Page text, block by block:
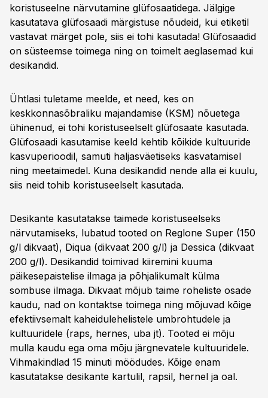
koristuseelne närvutamine glüfosaatidega. Jälgige
kasutatava glüfosaadi märgistuse nõudeid, kui etiketil
vastavat märget pole, siis ei tohi kasutada! Glüfosaadid
on süsteemse toimega ning on toimelt aeglasemad kui
desikandid.
Ühtlasi tuletame meelde, et need, kes on
keskkonnasõbraliku majandamise (KSM) nõuetega
ühinenud, ei tohi koristuseelselt glüfosaate kasutada.
Glüfosaadi kasutamise keeld kehtib kõikide kultuuride
kasvuperioodil, samuti haljasväetiseks kasvatamisel
ning meetaimedel. Kuna desikandid nende alla ei kuulu,
siis neid tohib koristuseelselt kasutada.
Desikante kasutatakse taimede koristuseelseks
närvutamiseks, lubatud tooted on Reglone Super (150
g/l dikvaat), Diqua (dikvaat 200 g/l) ja Dessica (dikvaat
200 g/l). Desikandid toimivad kiiremini kuuma
päikesepaistelise ilmaga ja põhjalikumalt külma
sombuse ilmaga. Dikvaat mõjub taime roheliste osade
kaudu, nad on kontaktse toimega ning mõjuvad kõige
efektiivsemalt kaheidulehelistele umbrohtudele ja
kultuuridele (raps, hernes, uba jt). Tooted ei mõju
mulla kaudu ega oma mõju järgnevatele kultuuridele.
Vihmakindlad 15 minuti möödudes. Kõige enam
kasutatakse desikante kartulil, rapsil, hernel ja oal.